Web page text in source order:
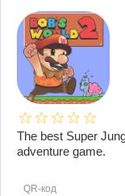
The best Super
adventure game.
QR-код